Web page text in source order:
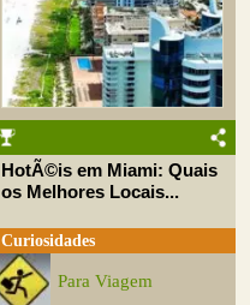
HotÃ©is em Miami: Quais
os Melhores Locais...
Curiosidades
Para Viagem